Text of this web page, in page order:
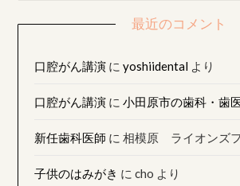
最近のコメント
口腔がん講演 にyoshiidental より
口腔がん講演 に小田原市の歯科・歯
新任歯科医師 に相模原 ライオンズ
子供のはみがき にcho より